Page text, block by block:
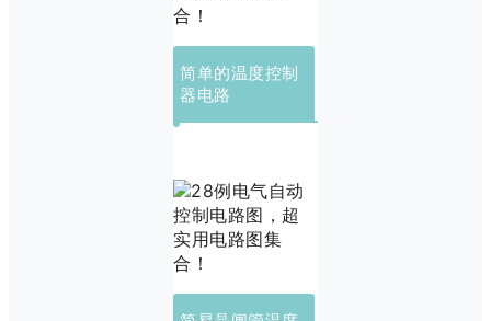
简单的温度控制
器电路